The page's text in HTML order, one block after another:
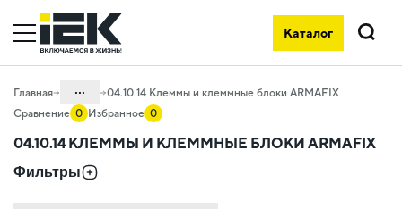
Каталог
Поиск
Главная ...
Каталог
04. Щитовое оборудование
04.10.14 Клеммы и клеммные блоки ARMAFIX
Сравнение 0 Избранное 0
04.10.14 КЛЕММЫ И КЛЕММНЫЕ БЛОКИ ARMAFIX
Фильтры